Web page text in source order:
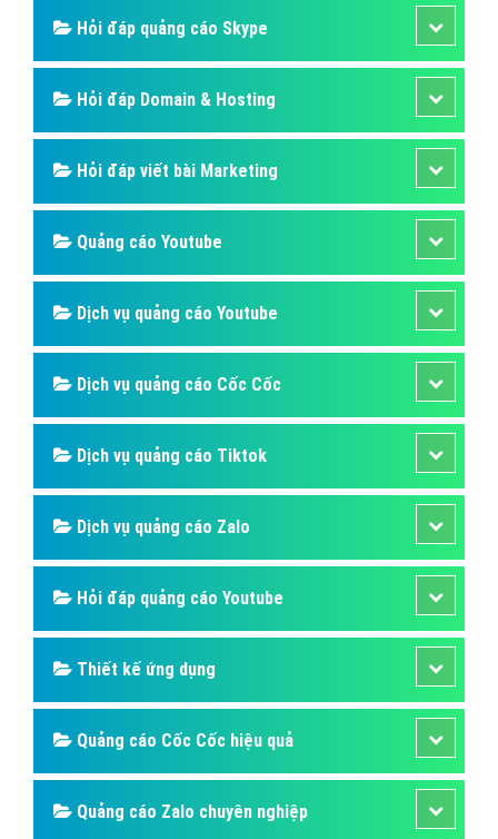
Hỏi đáp quảng cáo Skype
Hỏi đáp Domain & Hosting
Hỏi đáp viết bài Marketing
Quảng cáo Youtube
Dịch vụ quảng cáo Youtube
Dịch vụ quảng cáo Cốc Cốc
Dịch vụ quảng cáo Tiktok
Dịch vụ quảng cáo Zalo
Hỏi đáp quảng cáo Youtube
Thiết kế ứng dụng
Quảng cáo Cốc Cốc hiệu quả
Quảng cáo Zalo chuyên nghiệp